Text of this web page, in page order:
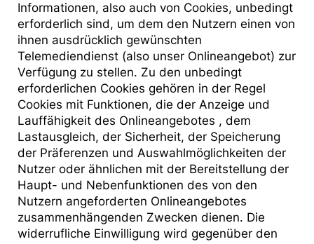
Informationen, also auch von Cookies, unbedingt
erforderlich sind, um dem den Nutzern einen von
ihnen ausdrücklich gewünschten
Telemediendienst (also unser Onlineangebot) zur
Verfügung zu stellen. Zu den unbedingt
erforderlichen Cookies gehören in der Regel
Cookies mit Funktionen, die der Anzeige und
Lauffähigkeit des Onlineangebotes , dem
Lastausgleich, der Sicherheit, der Speicherung
der Präferenzen und Auswahlmöglichkeiten der
Nutzer oder ähnlichen mit der Bereitstellung der
Haupt- und Nebenfunktionen des von den
Nutzern angeforderten Onlineangebotes
zusammenhängenden Zwecken dienen. Die
widerrufliche Einwilligung wird gegenüber den